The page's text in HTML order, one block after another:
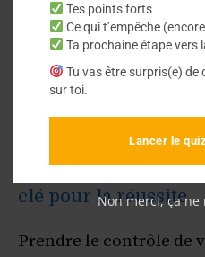
Cet aspect est crucial
cercle vicieux du crédit
peuvent rapidement
progression financière.
Le suivi régulier de
clé pour la réussite
Prendre le contrôle de
Tes points forts
Ce qui t’empêche
Ta prochaine étape vers
Tu vas être surpris(e) de
sur toi.
Lancer le
Non merci, ça ne